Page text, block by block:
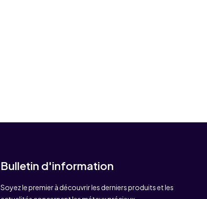
Bulletin d'information
Soyez le premier à découvrir les derniers produits et les